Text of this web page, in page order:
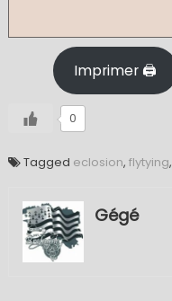
Imprimer 🖨
0
Tagged eclosion, flytying,
Gégé